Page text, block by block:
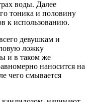
воды. Далее
тоника и половину
к использованию.
девушкам и
ложку
и в таком же
наносится на
чего смывается